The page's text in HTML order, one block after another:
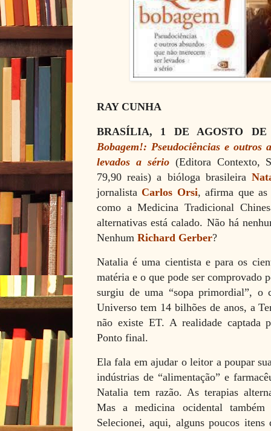
RAY CUNHA
BRASÍLIA, 1 DE AGOSTO DE
Bobagem!: Pseudociências e outros
levados a sério (Editora Contexto,
79,90 reais) a bióloga brasileira
jornalista Carlos Orsi, afirma que as
como a Medicina Tradicional
alternativas está calado. Não há
Nenhum Richard Gerber?
Natalia é uma cientista e para os
matéria e o que pode ser comprovado
surgiu de uma “sopa primordial”,
Universo tem 14 bilhões de anos, a
não existe ET. A realidade captada
Ponto final.
Ela fala em ajudar o leitor a poupar
indústrias de “alimentação” e
Natalia tem razão. As terapias
Mas a medicina ocidental
Selecionei, aqui, alguns poucos itens